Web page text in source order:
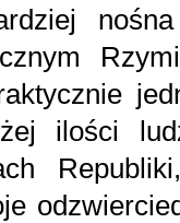
ilości